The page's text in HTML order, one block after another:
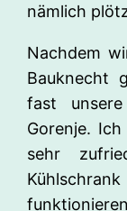
nämlich
Nachdem
Bauknecht
fast
Gorenje.
sehr